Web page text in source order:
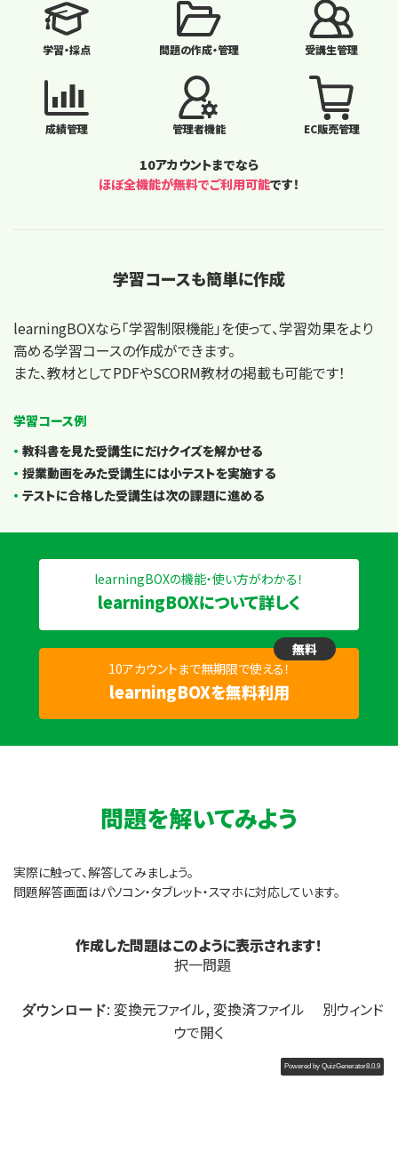
学習・採点 問題の作成・管理 受講生管理
成績管理 管理者機能 EC販売管理
10アカウントまでなら
ほぼ全機能が無料でご利用可能です！
学習コースも簡単に作成
learningBOXなら「学習制限機能」を使って、学習効果をより
高める学習コースの作成ができます。
また、教材としてPDFやSCORM教材の掲載も可能です！
学習コース例
教科書を見た受講生にだけクイズを解かせる
授業動画をみた受講生には小テストを実施する
テストに合格した受講生は次の課題に進める
learningBOXの機能・使い方がわかる！
learningBOXについて詳しく
10アカウントまで無期限で使える！
learningBOXを無料利用
無料
問題を解いてみよう
実際に触って、解答してみましょう。
問題解答画面はパソコン・タブレット・スマホに対応しています。
作成した問題はこのように表示されます！
択一問題
ダウンロード: 変換元ファイル,変換済ファイル
別ウィンド
ウで開く